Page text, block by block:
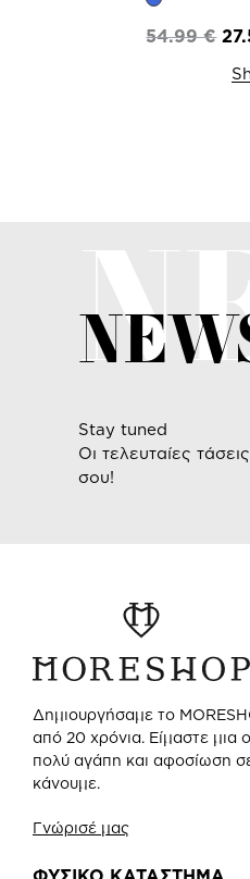
54.99€
Stay tuned
Οι τελευταίες
σου!
Δημιουργήσαμε το
από 20 χρόνια. Είμαστε μια
πολύ αγάπη και αφοσίωση
κάνουμε.
Γνώρισέ μας